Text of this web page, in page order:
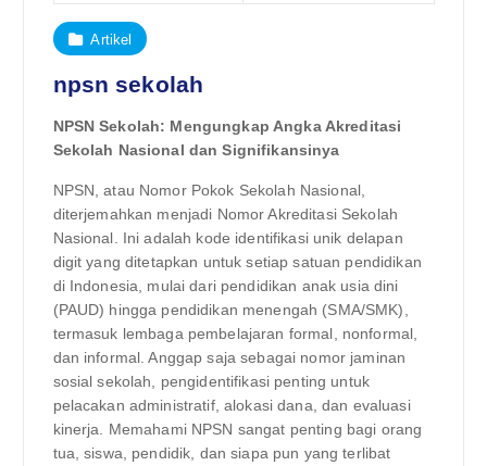
Artikel
npsn sekolah
NPSN Sekolah: Mengungkap Angka Akreditasi
Sekolah Nasional dan Signifikansinya
NPSN, atau Nomor Pokok Sekolah Nasional,
diterjemahkan menjadi Nomor Akreditasi Sekolah
Nasional. Ini adalah kode identifikasi unik delapan
digit yang ditetapkan untuk setiap satuan pendidikan
di Indonesia, mulai dari pendidikan anak usia dini
(PAUD) hingga pendidikan menengah (SMA/SMK),
termasuk lembaga pembelajaran formal, nonformal,
dan informal. Anggap saja sebagai nomor jaminan
sosial sekolah, pengidentifikasi penting untuk
pelacakan administratif, alokasi dana, dan evaluasi
kinerja. Memahami NPSN sangat penting bagi orang
tua, siswa, pendidik, dan siapa pun yang terlibat